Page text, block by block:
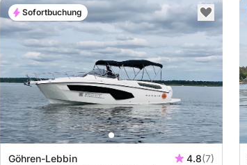
Göhren-Lebbin 4.8(7)
Sofortbuchung